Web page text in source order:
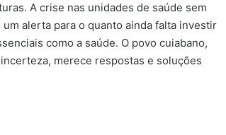
A crise nas unidades de saúde sem
alerta para o quanto ainda falta investir
como a saúde. O povo cuiabano,
merece respostas e soluções